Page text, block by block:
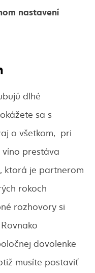
nastavení
dlhé
sa s
o všetkom, pri
prestáva
ktorá je partnerom
rokoch
rozhovory si
dovolenke
musíte postaviť